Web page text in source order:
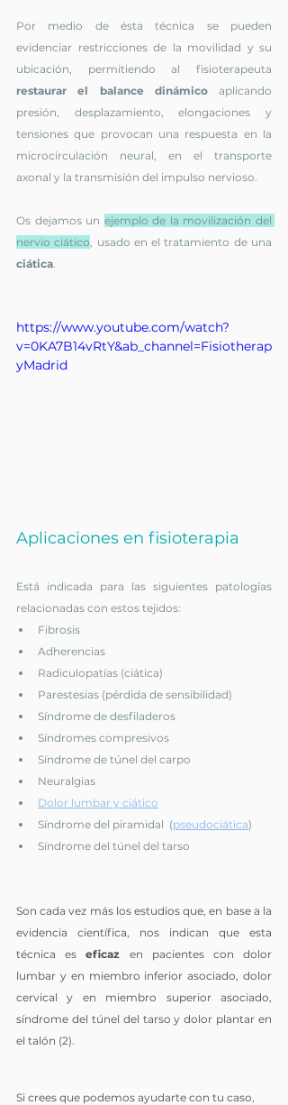
Por medio de ésta técnica se pueden
evidenciar restricciones de la movilidad y su
restaurar el balance dinámico aplicando
presión, desplazamiento, elongaciones y
tensiones que provocan una respuesta en la
microcirculación neural, en el transporte
axonal y la transmisión del impulso nervioso.
Os dejamos un ejemplo de la movilización del
nervio ciático
ciática.
https://www.youtube.com/watch?
v=0KA7B14vRtY&ab_channel=Fisiotherap
yMadrid
Aplicaciones en fisioterapia
Está indicada para las siguientes patologías
relacionadas con estos tejidos:
Fibrosis
Adherencias
Radiculopatías (ciática)
Parestesias (pérdida de sensibilidad)
Síndrome de desfiladeros
Síndromes compresivos
Síndrome de túnel del carpo
Neuralgias
Dolor lumbar y ciático
Síndrome del piramidal  (pseudociática)
Síndrome del túnel del tarso
Son cada vez más los estudios que, en base a la
evidencia científica, nos indican que esta
técnica es eficaz en pacientes con dolor
lumbar y en miembro inferior asociado, dolor
cervical y en miembro superior asociado,
síndrome del túnel del tarso y dolor plantar en
el talón (2).
Si crees que podemos ayudarte con tu caso,